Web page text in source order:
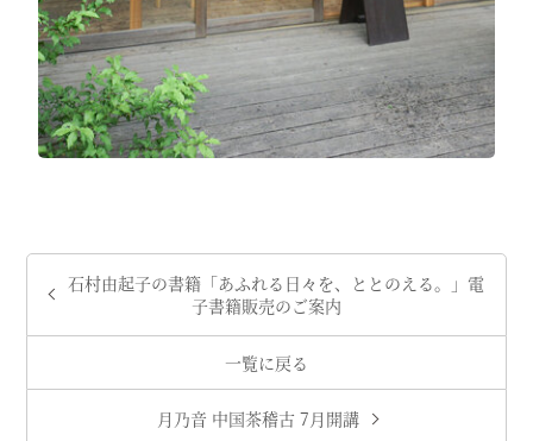
石村由起子の書籍「あふれる日々を、ととのえる。」電
子書籍販売のご案内
一覧に戻る
月乃音 中国茶稽古 7月開講